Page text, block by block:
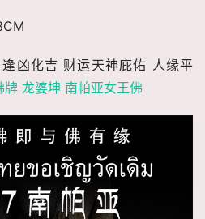
逢凶化吉 财运天神庇佑 人缘平
牌 龙婆坤 南帕亚女王佛